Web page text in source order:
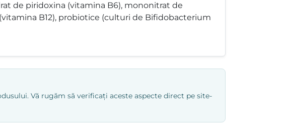
de piridoxina (vitamina B6), mononitrat de
B12), probiotice (culturi de Bifidobacterium
Vă rugăm să verificați aceste aspecte direct pe site-